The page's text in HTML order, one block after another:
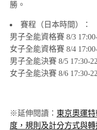
勝。
賽程（日本時間）：
男子全能資格賽 8/3
女子全能資格賽 8/4
男子全能決賽 8/5 17:30-
女子全能決賽 8/6 17:30-
※延伸閱讀： 東京奧運
度，規則及計分方式與